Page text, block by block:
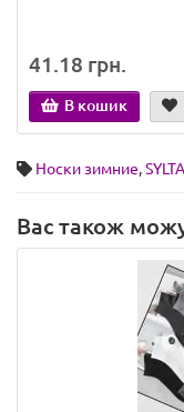
41.18 грн.
В кошик
Носки зимние,
Вас також